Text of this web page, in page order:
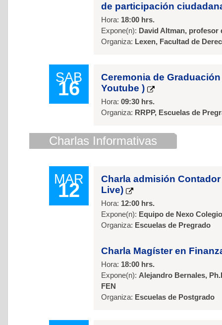
de participación
Hora: 18:00 hrs.
Expone(n): David Altman, profesor
Organiza: Lexen, Facultad de
SAB
16
Ceremonia de
Youtube )
Hora: 09:30 hrs.
Organiza: RRPP, Escuelas de
Charlas Informativas
MAR
12
Charla admisión
Live)
Hora: 12:00 hrs.
Expone(n): Equipo de Nexo
Organiza: Escuelas de Pregrado
Charla Magíster en
Hora: 18:00 hrs.
Expone(n): Alejandro Bernales,
FEN
Organiza: Escuelas de Postgrado